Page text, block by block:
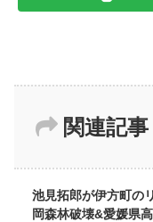
関連記事
池見拓郎が伊方町の
岡森林破壊&愛媛県